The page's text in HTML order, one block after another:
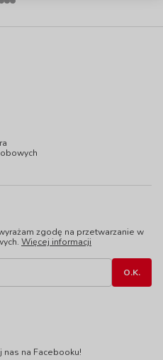
zgodę na przetwarzanie w
Więcej informacji
nas na Facebooku!